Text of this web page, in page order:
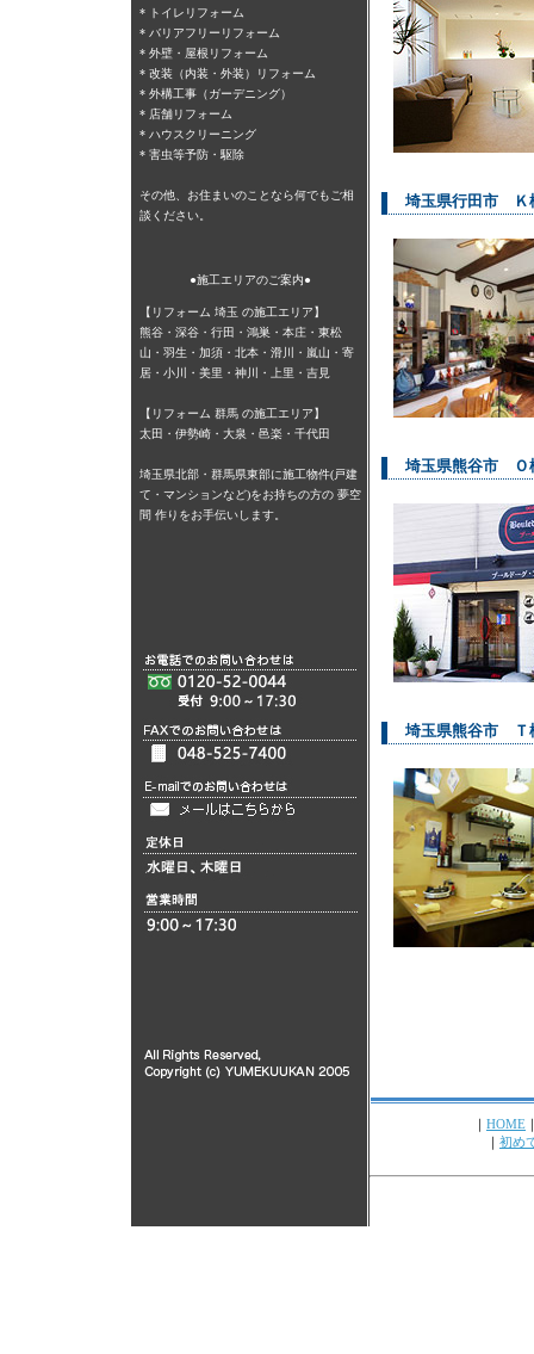
* トイレリフォーム
* バリアフリーリフォーム
* 外壁・屋根リフォーム
* 改装（内装・外装）リフォーム
* 外構工事（ガーデニング）
* 店舗リフォーム
* ハウスクリーニング
* 害虫等予防・駆除
その他、お住まいのことなら何でもご相
談ください。
●施工エリアのご案内●
【リフォーム 埼玉 の施工エリア】
熊谷・深谷・行田・鴻巣・本庄・東松
山・羽生・加須・北本・滑川・嵐山・寄
居・小川・美里・神川・上里・吉見
【リフォーム 群馬 の施工エリア】
太田・伊勢崎・大泉・邑楽・千代田
埼玉県北部・群馬県東部に施工物件(戸建
て・マンションなど)をお持ちの方の 夢空
間 作りをお手伝いします。
埼玉県行田市
埼玉県熊谷市 Ｏ
埼玉県熊谷市 Ｔ
｜ HOME
｜ 初め